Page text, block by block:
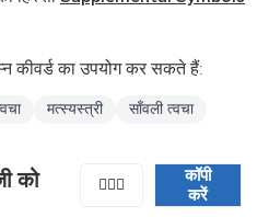
कीवर्ड का उपयोग कर सकते हैं:
मत्स्यस्त्री साँवली त्वचा
को
🧜🏿‍♀️
कॉपी
करें